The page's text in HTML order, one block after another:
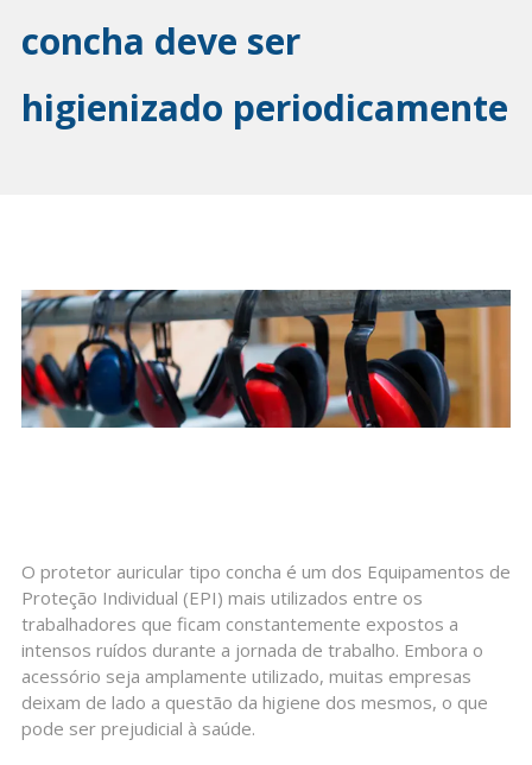
concha deve ser
higienizado periodicamente
O protetor auricular tipo concha é um dos Equipamentos de
Proteção Individual (EPI) mais utilizados entre os
trabalhadores que ficam constantemente expostos a
intensos ruídos durante a jornada de trabalho. Embora o
acessório seja amplamente utilizado, muitas empresas
deixam de lado a questão da higiene dos mesmos, o que
pode ser prejudicial à saúde.